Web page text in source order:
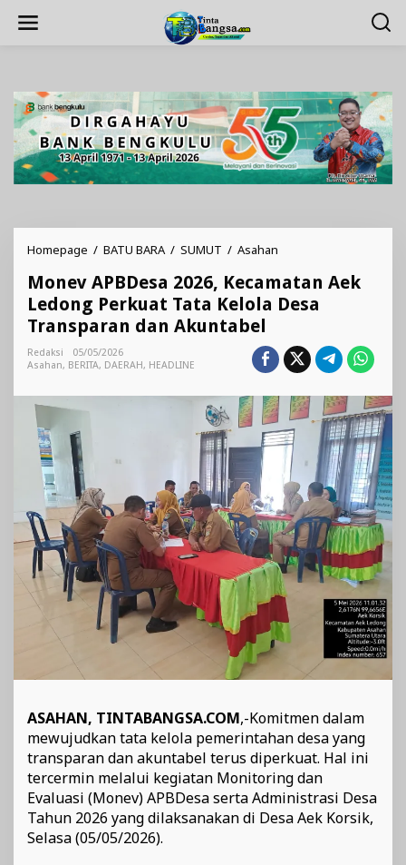
Homepage / BATU BARA / SUMUT / Asahan
2026,
Kecamatan
Aek
Perkuat
Tata
Desa
Transparan
dan
Akuntabel
Monev APBDesa 2026, Kecamatan Aek
Ledong Perkuat Tata Kelola Desa
Transparan dan Akuntabel
Redaksi
05/05/2026
Asahan, BERITA, DAERAH, HEADLINE
ASAHAN, TINTABANGSA.COM,-Komitmen dalam
mewujudkan tata kelola pemerintahan desa yang
transparan dan akuntabel terus diperkuat. Hal ini
tercermin melalui kegiatan Monitoring dan
Evaluasi (Monev) APBDesa serta Administrasi Desa
Tahun 2026 yang dilaksanakan di Desa Aek Korsik,
Selasa (05/05/2026).